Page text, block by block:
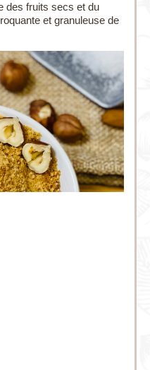
des fruits secs et du
et granuleuse de